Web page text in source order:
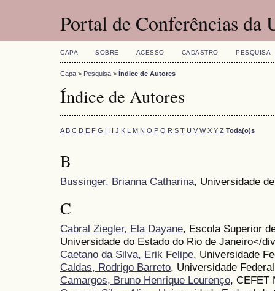
Portal de Conferências da
CAPA SOBRE ACESSO CADASTRO PESQUISA
Capa > Pesquisa > Índice de Autores
Índice de Autores
A B C D E F G H I J K L M N O P Q R S T U V W X Y Z Toda(o)s
B
Bussinger, Brianna Catharina, Universidade
C
Cabral Ziegler, Ela Dayane, Escola Superior
Universidade do Estado do Rio de Janeiro</
Caetano da Silva, Erik Felipe, Universidade
Caldas, Rodrigo Barreto, Universidade
Camargos, Bruno Henrique Lourenço, CEFET